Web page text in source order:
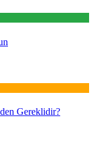
Gereklidir?